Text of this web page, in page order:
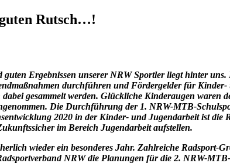
Rutsch…!
Ergebnissen unserer NRW Sportler liegt hinter
durchführen und Fördergelder für
gesammelt werden. Glückliche Kinderaugen waren
Die Durchführung der 1. NRW-MTB-
2020 in der Kinder- und Jugendarbeit ist
im Bereich Jugendarbeit aufstellen.
wieder ein besonderes Jahr. Zahlreiche Radsport-
NRW die Planungen für die 2. NRW-